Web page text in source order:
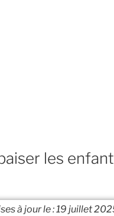
les
à jour le : 19 juillet